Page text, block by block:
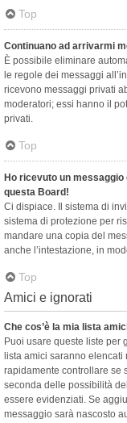
Top
Continuano ad arrivarmi
È possibile eliminare
le regole dei messaggi
ricevono messaggi privati
moderatori; essi hanno il
privati​​.
Top
Ho ricevuto un
questa Board!
Ci dispiace. Il sistema di
sistema di protezione per
mandare una copia del
anche l’intestazione, in
Top
Amici e ignorati
Che cos’è la mia lista
Puoi usare queste liste per
lista amici saranno
rapidamente controllare se
seconda delle possibilità
essere evidenziati. Se
messaggio sarà nascosto